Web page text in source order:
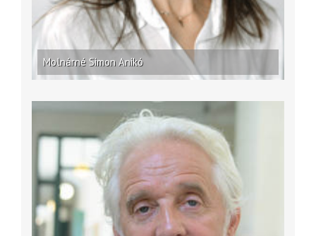
Molnárné Simon Anikó